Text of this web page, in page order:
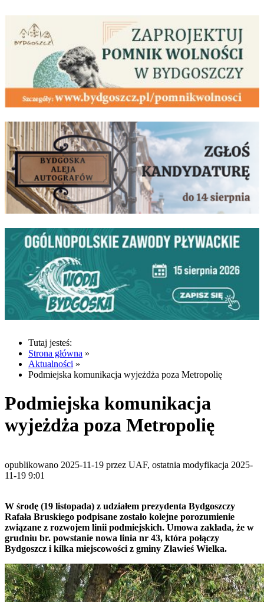
Tutaj jesteś:
Strona główna »
Aktualności »
Podmiejska komunikacja wyjeżdża poza Metropolię
Podmiejska komunikacja
wyjeżdża poza Metropolię
opublikowano 2025-11-19 przez UAF, ostatnia modyfikacja 2025-
11-19 9:01
W środę (19 listopada) z udziałem prezydenta Bydgoszczy
Rafała Bruskiego podpisane zostało kolejne porozumienie
związane z rozwojem linii podmiejskich. Umowa zakłada, że w
grudniu br. powstanie nowa linia nr 43, która połączy
Bydgoszcz i kilka miejscowości z gminy Zławieś Wielka.